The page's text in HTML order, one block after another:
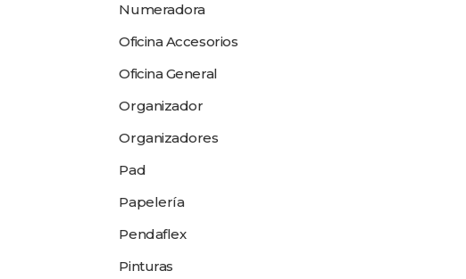
Numeradora
Oficina Accesorios
Oficina General
Organizador
Organizadores
Pad
Papelería
Pendaflex
Pinturas